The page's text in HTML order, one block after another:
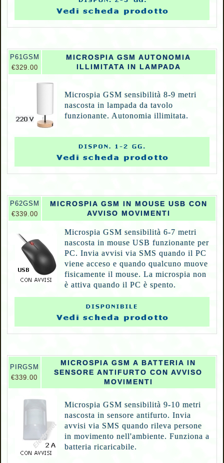
P61GSM
€329.00
MICROSPIA GSM AUTONOMIA
ILLIMITATA IN LAMPADA
Microspia GSM sensibilità 8-9 metri
nascosta in lampada da tavolo
funzionante. Autonomia illimitata.
P62GSM
€339.00
MICROSPIA GSM IN MOUSE USB CON
AVVISO MOVIMENTI
Microspia GSM sensibilità 6-7 metri
nascosta in mouse USB funzionante per
PC. Invia avvisi via SMS quando il PC
viene acceso e quando qualcuno muove
fisicamente il mouse. La microspia non
è attiva quando il PC è spento.
P IRGSM
€339.00
MICROSPIA GSM A BATTERIA IN
SENSORE ANTIFURTO CON AVVISO
MOVIMENTI
Microspia GSM sensibilità 9-10 metri
nascosta in sensore antifurto. Invia
avvisi via SMS quando rileva persone
in movimento nell'ambiente. Funziona a
batteria ricaricabile.